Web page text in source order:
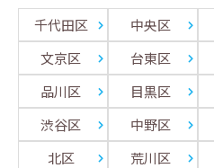
千代田区 中央区
文京区
台東区
品川区
目黒区
渋谷区
中野区
北区
荒川区